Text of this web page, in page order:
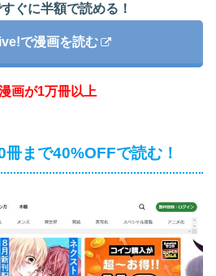
ぐに半額で読める！
で漫画を読む
画が1万冊以上
まで40%OFFで読む！